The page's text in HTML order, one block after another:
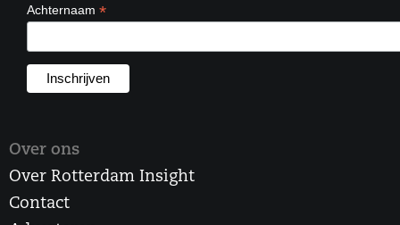
Achternaam *
Over ons
Over Rotterdam Insight
Contact